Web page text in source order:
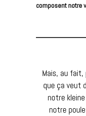
composent notre
Mais, au fait,
que ça veut
notre kleine
notre